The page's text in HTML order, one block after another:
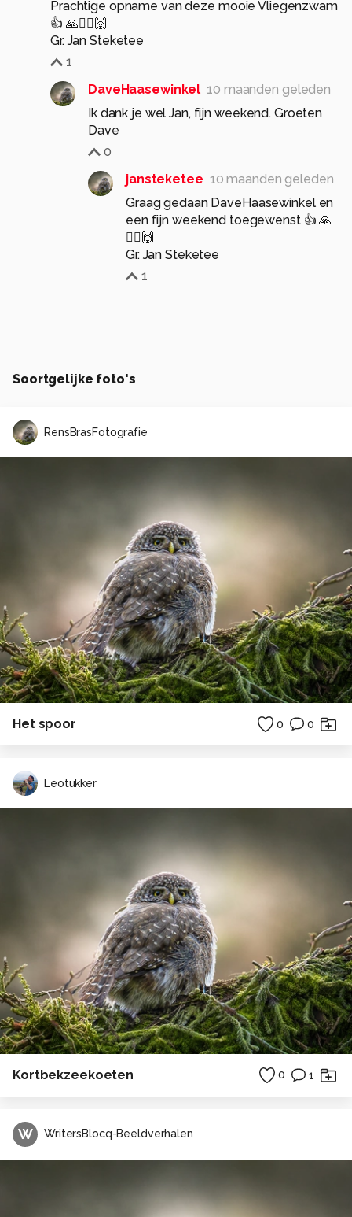
Prachtige opname van deze mooie Vliegenzwam
👍 🙏🙋‍♂️🙌
Gr. Jan Steketee
1
DaveHaasewinkel 10 maanden geleden
Ik dank je wel Jan, fijn weekend. Groeten
Dave
0
jansteketee 10 maanden geleden
Graag gedaan DaveHaasewinkel en
een fijn weekend toegewenst 👍 🙏
🙋‍♂️🙌
Gr. Jan Steketee
1
Soortgelijke foto's
RensBrasFotografie
Het spoor 0 0
Leotukker
Kortbekzeekoeten 0 1
W WritersBlocq-Beeldverhalen